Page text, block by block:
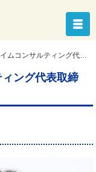
ティング代表取締役 井ノ上陽一さん
ング代表取締